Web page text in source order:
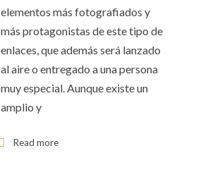
elementos más fotografiados y
más protagonistas de este tipo de
enlaces, que además será lanzado
al aire o entregado a una persona
muy especial. Aunque existe un
amplio y
Read more